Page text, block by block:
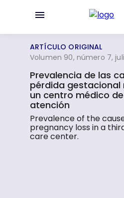
ARTÍCULO ORIGINAL
Volumen 90, número 7,
Prevalencia de las
pérdida gestacional
un centro médico
atención
Prevalence of the
pregnancy loss in a
care center.